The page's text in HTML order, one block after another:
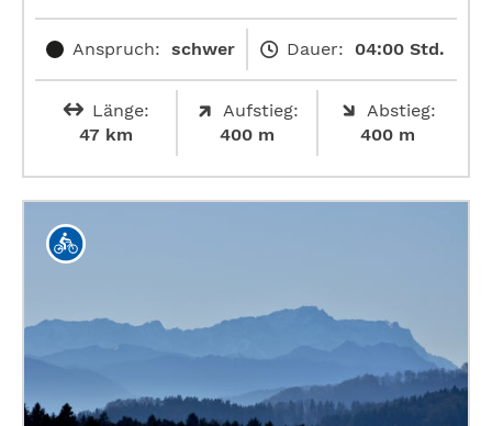
Anspruch: schwer Dauer: 04:00 Std.
Länge:
47 km
Aufstieg:
400 m
Abstieg:
400 m